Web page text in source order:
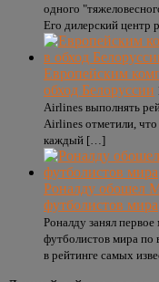
одного
Его дилерский центр
Европейским
обход Белоруссии
Airlines выполнять
Airlines отметили,
каждый […]
Роналду обошел
футболистов мира
Роналду занял
футболистов мира
в рейтинге самых